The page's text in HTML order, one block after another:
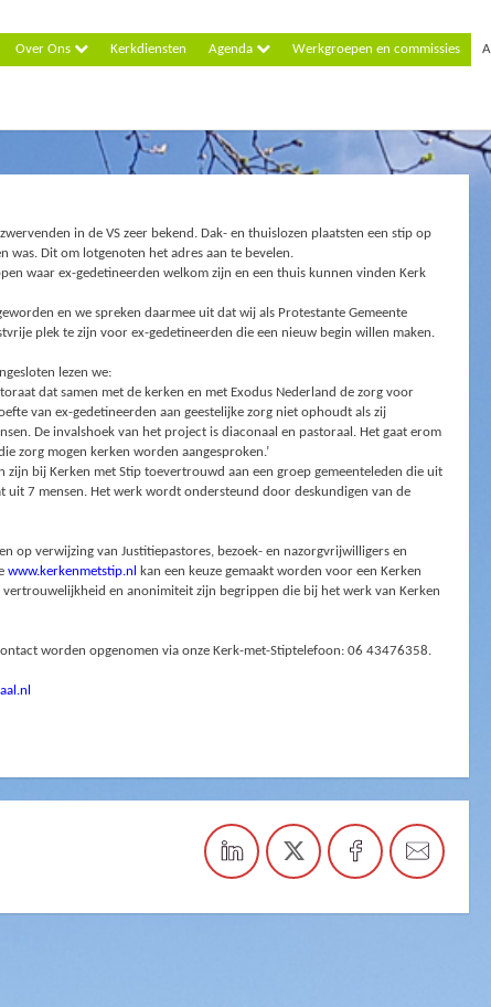
Over Ons Kerkdiensten Agenda Werkgroepen en commissies
in de VS zeer bekend. Dak- en thuislozen plaatsten een stip op
was. Dit om lotgenoten het adres aan te bevelen.
waar ex-gedetineerden welkom zijn en een thuis kunnen vinden Kerk
en we spreken daarmee uit dat wij als Protestante Gemeente
plek te zijn voor ex-gedetineerden die een nieuw begin willen maken.
lezen we:
dat samen met de kerken en met Exodus Nederland de zorg voor
van ex-gedetineerden aan geestelijke zorg niet ophoudt als zij
De invalshoek van het project is diaconaal en pastoraal. Het gaat erom
zorg mogen kerken worden aangesproken.’
bij Kerken met Stip toevertrouwd aan een groep gemeenteleden die uit
uit 7 mensen. Het werk wordt ondersteund door deskundigen van de
op verwijzing van Justitiepastores, bezoek- en nazorgvrijwilligers en
www.kerkenmetstip.nl
kan een keuze gemaakt worden voor een Kerken
en anonimiteit zijn begrippen die bij het werk van Kerken
worden opgenomen via onze Kerk-met-Stiptelefoon: 06 43476358.